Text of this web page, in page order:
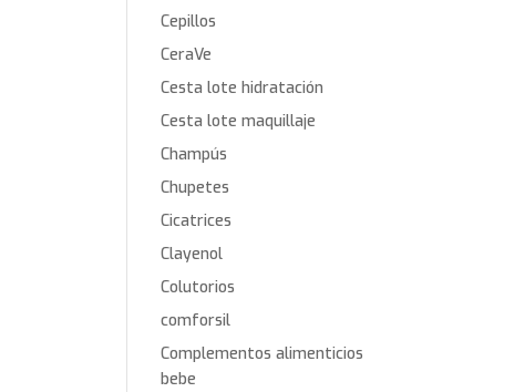
Cepillos
CeraVe
Cesta lote hidratación
Cesta lote maquillaje
Champús
Chupetes
Cicatrices
Clayenol
Colutorios
comforsil
Complementos alimenticios
bebe